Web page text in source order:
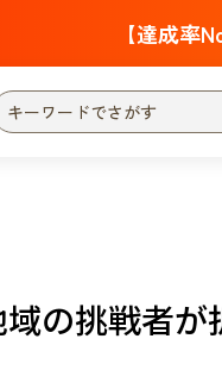
【達成率
社会貢献
の挑戦者が